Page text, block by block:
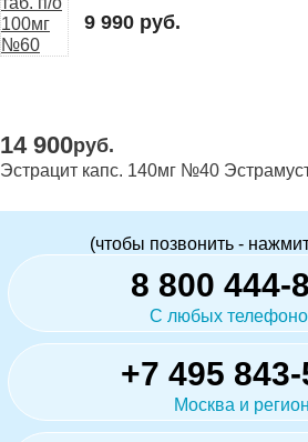
9 990 руб.
14 900руб.
Эстрацит капс. 140мг №40
(чтобы позвонить -
8 800 444-
С любых
+7 495
Москва и